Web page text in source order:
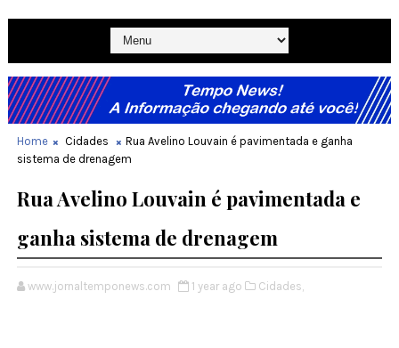
Home Cidades
Rua Avelino Louvain é pavimentada e ganha
sistema de drenagem
Rua Avelino Louvain é pavimentada e
ganha sistema de drenagem
www.jornaltemponews.com 1 year ago Cidades,